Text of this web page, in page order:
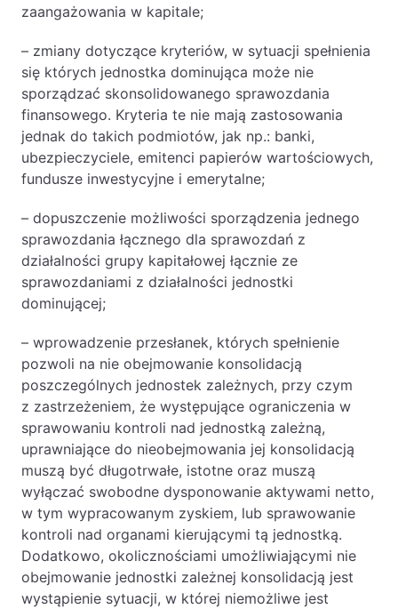
Księgowość
Kontakt
PL EN FR
zaangażowania w kapitale;
– zmiany dotyczące kryteriów, w sytuacji spełnienia
się których jednostka dominująca może nie
sporządzać skonsolidowanego sprawozdania
finansowego. Kryteria te nie mają zastosowania
jednak do takich podmiotów, jak np.: banki,
ubezpieczyciele, emitenci papierów wartościowych,
fundusze inwestycyjne i emerytalne;
– dopuszczenie możliwości sporządzenia jednego
sprawozdania łącznego dla sprawozdań z
działalności grupy kapitałowej łącznie ze
sprawozdaniami z działalności jednostki
dominującej;
– wprowadzenie przesłanek, których spełnienie
pozwoli na nie obejmowanie konsolidacją
poszczególnych jednostek zależnych, przy czym
z zastrzeżeniem, że występujące ograniczenia w
sprawowaniu kontroli nad jednostką zależną,
uprawniające do nieobejmowania jej konsolidacją
muszą być długotrwałe, istotne oraz muszą
wyłączać swobodne dysponowanie aktywami netto,
w tym wypracowanym zyskiem, lub sprawowanie
kontroli nad organami kierującymi tą jednostką.
Dodatkowo, okolicznościami umożliwiającymi nie
obejmowanie jednostki zależnej konsolidacją jest
wystąpienie sytuacji, w której niemożliwe jest